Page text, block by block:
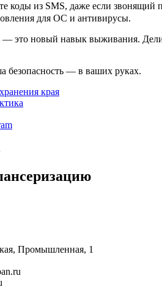
коды из SMS, даже если звонящий
для ОС и антивирусы.
это новый навык выживания.
безопасность — в ваших руках.
края
Промышленная, 1